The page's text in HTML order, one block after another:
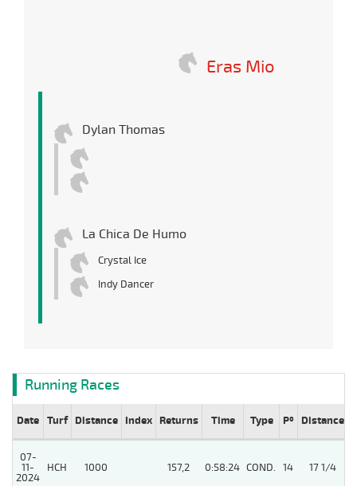
Eras Mio
Dylan Thomas
La Chica De Humo
Crystal Ice
Indy Dancer
Running Races
Date Turf Distance Index Returns Time Type Pº Distance
07-
11-
2024
HCH 1000 157,2 0:58:24 COND. 14 17 1/4